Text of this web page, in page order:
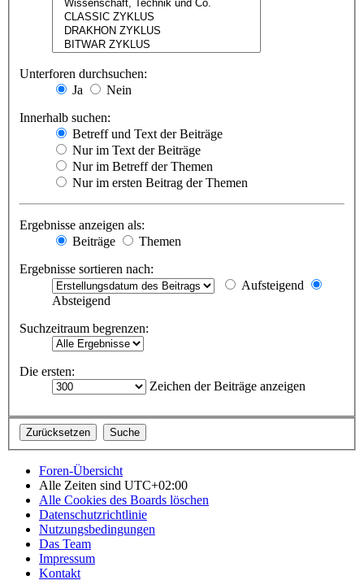
Unterforen durchsuchen:
Ja
Nein
Innerhalb suchen:
Betreff und Text der Beiträge
Nur im Text der Beiträge
Nur im Betreff der Themen
Nur im ersten Beitrag der Themen
Ergebnisse anzeigen als:
Beiträge
Themen
Ergebnisse sortieren nach:
Aufsteigend
Absteigend
Suchzeitraum begrenzen:
Die ersten:
Zeichen der Beiträge anzeigen
Foren-Übersicht
Alle Zeiten sind UTC+02:00
Alle Cookies des Boards löschen
Datenschutzrichtlinie
Nutzungsbedingungen
Das Team
Impressum
Kontakt